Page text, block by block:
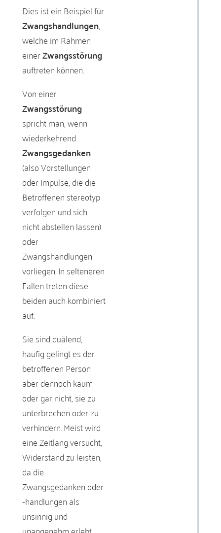
Dies ist ein Beispiel für
Zwangshandlungen,
welche im Rahmen
einerZwangsstörung
auftreten können.
Von einer
Zwangsstörung
spricht man, wenn
wiederkehrend
Zwangsgedanken
(also Vorstellungen
oder Impulse, die die
Betroffenen stereotyp
verfolgen und sich
nicht abstellen lassen)
oder
Zwangshandlungen
vorliegen. In selteneren
Fällen treten diese
beiden auch kombiniert
auf.
Sie sind quälend,
häufig gelingt es der
betroffenen Person
aber dennoch kaum
oder gar nicht, sie zu
unterbrechen oder zu
verhindern. Meist wird
eine Zeitlang versucht,
Widerstand zu leisten,
da die
Zwangsgedanken oder
-handlungen als
unsinnig und